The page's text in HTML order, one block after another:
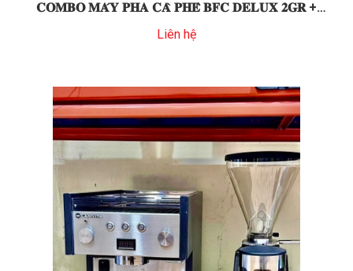
𝐂𝐎𝐌𝐁𝐎 𝐌𝐀́𝐘 𝐏𝐇𝐀 𝐂𝐀̀ 𝐏𝐇𝐄̂ 𝐁𝐅𝐂 𝐃𝐄𝐋𝐔𝐗 𝟐𝐆𝐑 +
Liên hệ